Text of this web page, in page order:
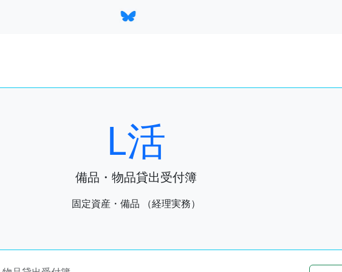
L活
備品・物品貸出受付簿
固定資産・備品 （経理実務）